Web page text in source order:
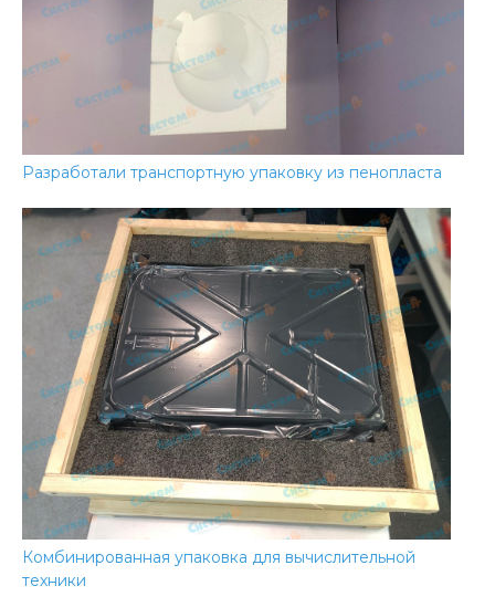
Разработали транспортную упаковку из пенопласта
Комбинированная упаковка для вычислительной
техники